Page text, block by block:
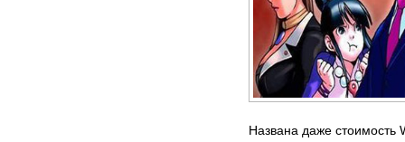
Названа даже стоимость